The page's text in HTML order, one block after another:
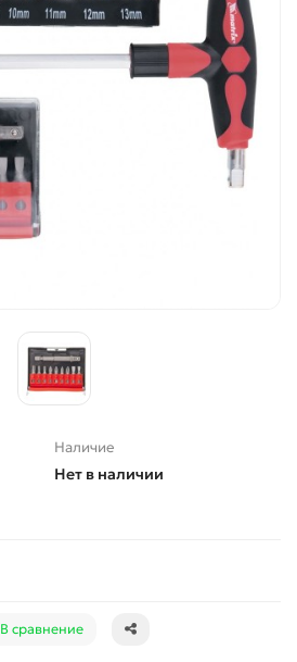
Наличие
Нет в наличии
В сравнение